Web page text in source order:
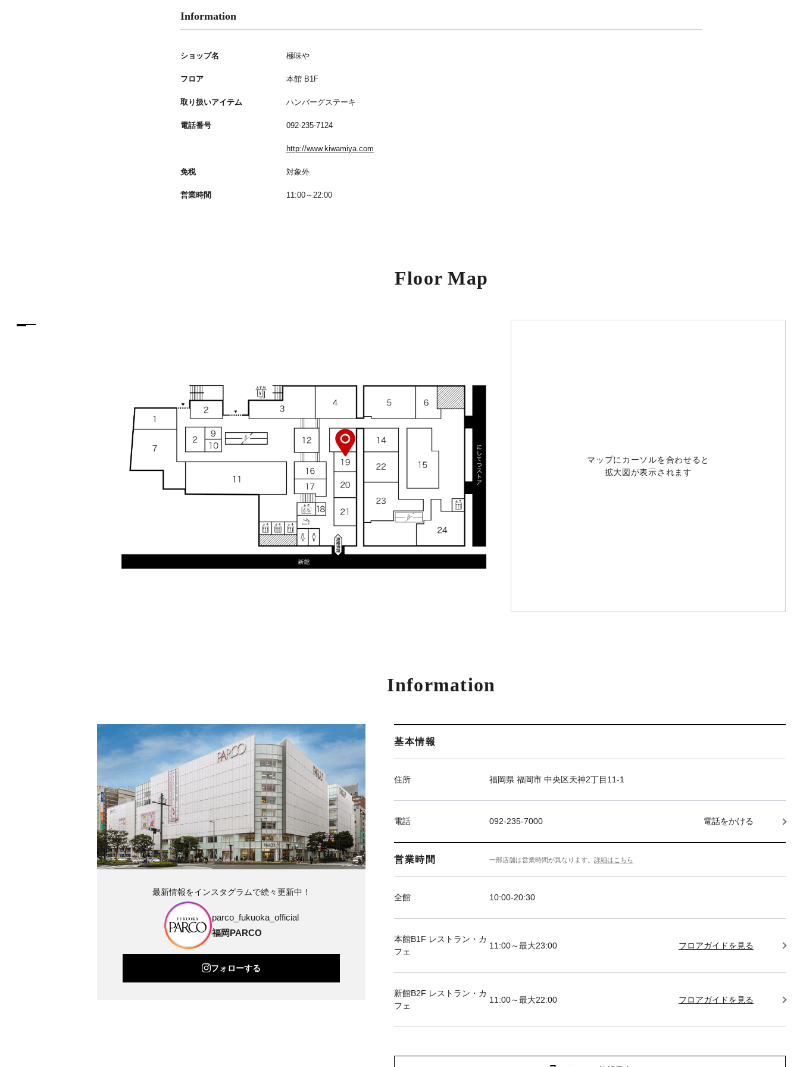
Information
ショップ名 極味や
フロア 本館 B1F
取り扱いアイテム ハンバーグステーキ
電話番号 092-235-7124
http://www.kiwamiya.com
免税 対象外
営業時間 11:00～22:00
Floor Map
マップにカーソルを合わせると
拡大図が表示されます
Information
基本情報
住所 福岡県 福岡市 中央区天神2丁目11-1
電話 092-235-7000 電話をかける
営業時間 一部店舗は営業時間が異なります。詳細はこちら
全館 10:00-20:30
本館B1F レストラン・カ
フェ
11:00～最大23:00 フロアガイドを見る
新館B2F レストラン・カ
フェ
11:00～最大22:00 フロアガイドを見る
最新情報をインスタグラムで続々更新中！
parco_fukuoka_official
福岡PARCO
フォローする